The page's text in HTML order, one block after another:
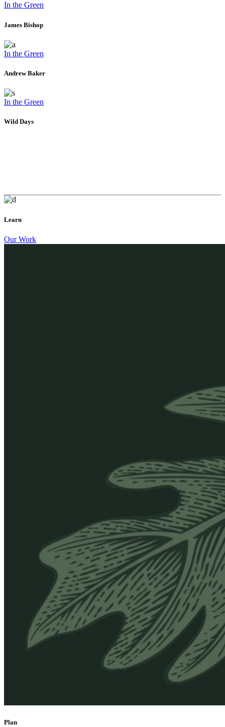
In the Green
James Bishop
In the Green
Andrew Baker
In the Green
Wild Days
Learn
Our Work
Plan